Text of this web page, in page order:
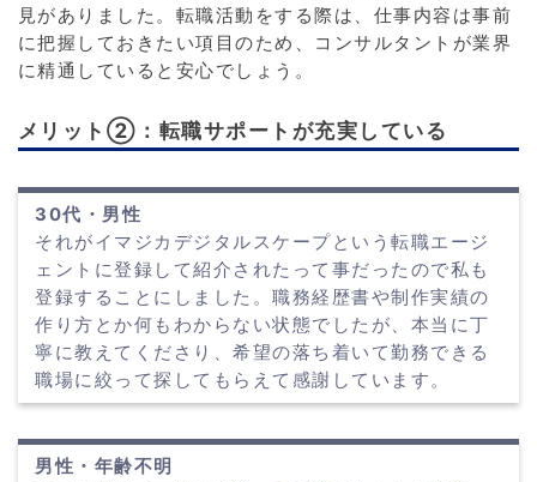
見がありました。転職活動をする際は、仕事内容は事前
に把握しておきたい項目のため、コンサルタントが業界
に精通していると安心でしょう。
メリット②：転職サポートが充実している
30代・男性
それがイマジカデジタルスケープという転職エージ
ェントに登録して紹介されたって事だったので私も
登録することにしました。職務経歴書や制作実績の
作り方とか何もわからない状態でしたが、本当に丁
寧に教えてくださり、希望の落ち着いて勤務できる
職場に絞って探してもらえて感謝しています。
男性・年齢不明